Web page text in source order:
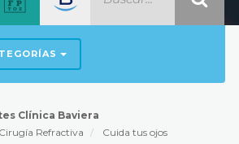
Clínica Baviera
Refractiva
Cuida tus ojos